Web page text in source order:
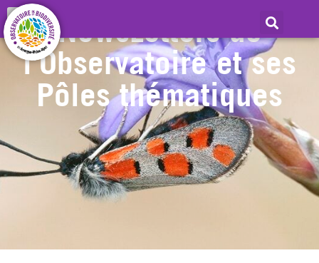
NewsLetters de
l’Observatoire et ses
Pôles thématiques